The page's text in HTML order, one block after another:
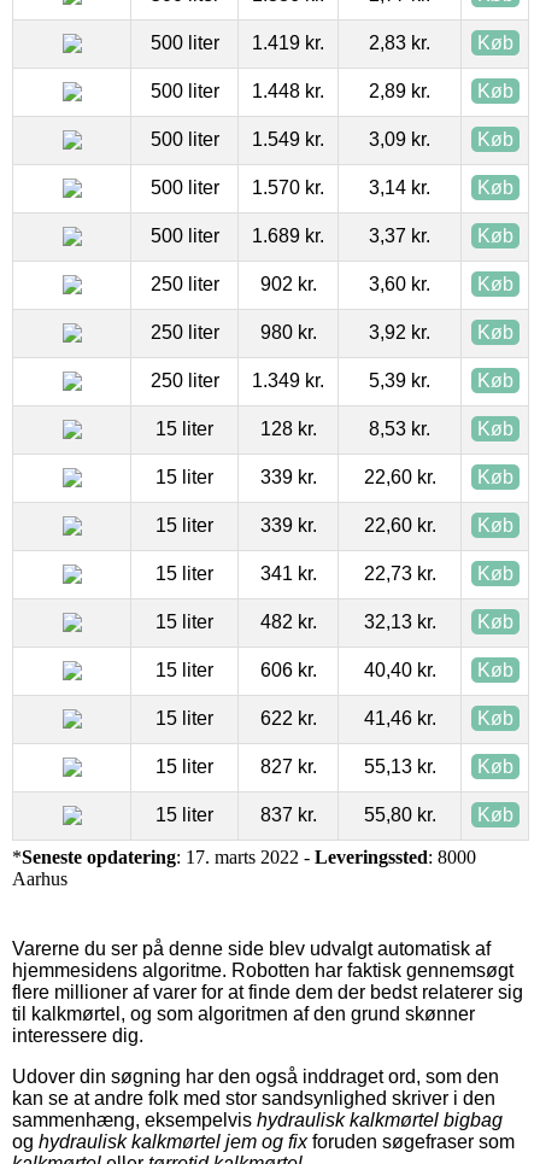
500 liter 1.419 kr. 2,83 kr. Køb
500 liter 1.448 kr. 2,89 kr. Køb
500 liter 1.549 kr. 3,09 kr. Køb
500 liter 1.570 kr. 3,14 kr. Køb
500 liter 1.689 kr. 3,37 kr. Køb
250 liter 902 kr. 3,60 kr. Køb
250 liter 980 kr. 3,92 kr. Køb
250 liter 1.349 kr. 5,39 kr. Køb
15 liter 128 kr. 8,53 kr. Køb
15 liter 339 kr. 22,60 kr. Køb
15 liter 339 kr. 22,60 kr. Køb
15 liter 341 kr. 22,73 kr. Køb
15 liter 482 kr. 32,13 kr. Køb
15 liter 606 kr. 40,40 kr. Køb
15 liter 622 kr. 41,46 kr. Køb
15 liter 827 kr. 55,13 kr. Køb
15 liter 837 kr. 55,80 kr. Køb
*Seneste opdatering: 17. marts 2022 - Leveringssted: 8000
Aarhus
Varerne du ser på denne side blev udvalgt automatisk af
hjemmesidens algoritme. Robotten har faktisk gennemsøgt
flere millioner af varer for at finde dem der bedst relaterer sig
til kalkmørtel, og som algoritmen af den grund skønner
interessere dig.
Udover din søgning har den også inddraget ord, som den
kan se at andre folk med stor sandsynlighed skriver i den
sammenhæng, eksempelvis hydraulisk kalkmørtel bigbag
og hydraulisk kalkmørtel jem og fixforuden søgefraser som